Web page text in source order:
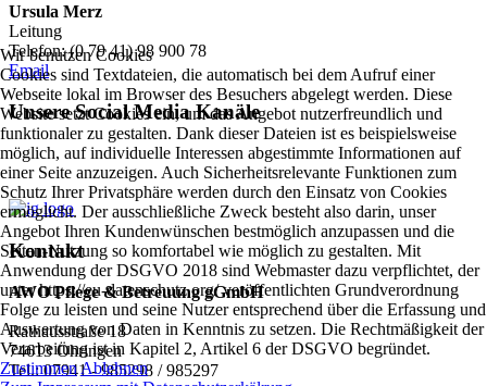
Ursula Merz
Leitung
Telefon: (0 79 41) 98 900 78
Email
Unsere Social Media Kanäle
Kontakt
AWO Pflege & Betreuung gGmbH
Rathausstraße 18
74613 Öhringen
Tel.: 07941 - 985298 / 985297
Wir benutzen Cookies
Cookies sind Textdateien, die automatisch bei dem Aufruf einer
Webseite lokal im Browser des Besuchers abgelegt werden. Diese
Website setzt Cookies ein, um das Angebot nutzerfreundlich und
funktionaler zu gestalten. Dank dieser Dateien ist es beispielsweise
möglich, auf individuelle Interessen abgestimmte Informationen auf
einer Seite anzuzeigen. Auch Sicherheitsrelevante Funktionen zum
Schutz Ihrer Privatsphäre werden durch den Einsatz von Cookies
ermöglicht. Der ausschließliche Zweck besteht also darin, unser
Angebot Ihren Kundenwünschen bestmöglich anzupassen und die
Seiten-Nutzung so komfortabel wie möglich zu gestalten. Mit
Anwendung der DSGVO 2018 sind Webmaster dazu verpflichtet, der
unter https://eu-datenschutz.org/ veröffentlichten Grundverordnung
Folge zu leisten und seine Nutzer entsprechend über die Erfassung und
Auswertung von Daten in Kenntnis zu setzen. Die Rechtmäßigkeit der
Verarbeitung ist in Kapitel 2, Artikel 6 der DSGVO begründet.
ZustimmenAblehnen